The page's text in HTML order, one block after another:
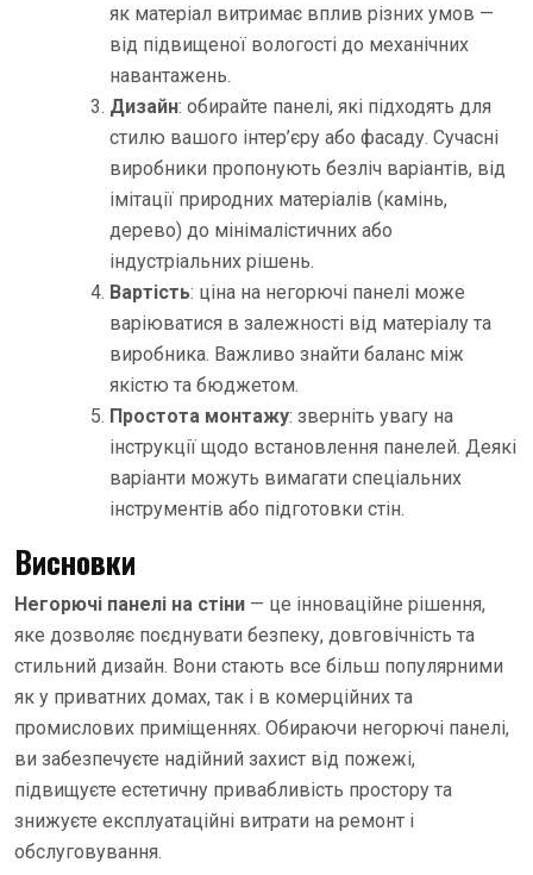
як матеріал витримає вплив різних умов —
від підвищеної вологості до механічних
навантажень.
Дизайн: обирайте панелі, які підходять для
стилю вашого інтер’єру або фасаду. Сучасні
виробники пропонують безліч варіантів, від
імітації природних матеріалів (камінь,
дерево) до мінімалістичних або
індустріальних рішень.
Вартість: ціна на негорючі панелі може
варіюватися в залежності від матеріалу та
виробника. Важливо знайти баланс між
якістю та бюджетом.
Простота монтажу: зверніть увагу на
інструкції щодо встановлення панелей. Деякі
варіанти можуть вимагати спеціальних
інструментів або підготовки стін.
Висновки
Негорючі панелі на стіни — це інноваційне рішення,
яке дозволяє поєднувати безпеку, довговічність та
стильний дизайн. Вони стають все більш популярними
як у приватних домах, так і в комерційних та
промислових приміщеннях. Обираючи негорючі панелі,
ви забезпечуєте надійний захист від пожежі,
підвищуєте естетичну привабливість простору та
знижуєте експлуатаційні витрати на ремонт і
обслуговування.